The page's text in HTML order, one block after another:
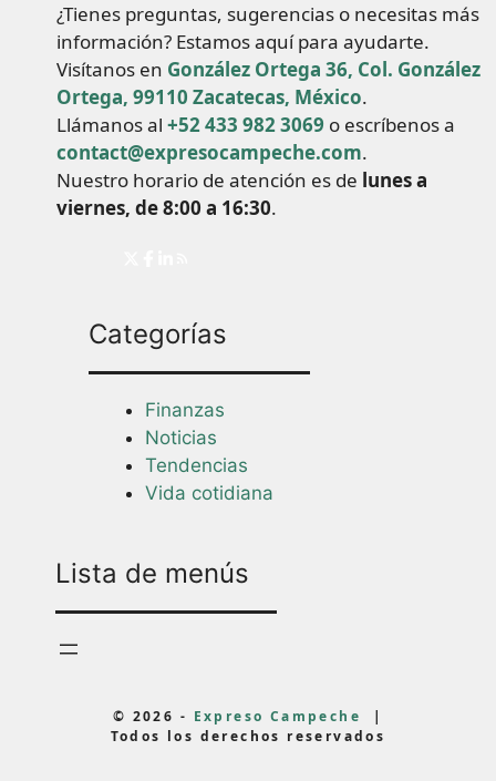
¿Tienes preguntas, sugerencias o necesitas más
información? Estamos aquí para ayudarte.
Visítanos en González Ortega 36, Col. González
Ortega, 99110 Zacatecas, México.
Llámanos al +52 433 982 3069 o escríbenos a
contact@expresocampeche.com.
Nuestro horario de atención es de lunes a
viernes, de 8:00 a 16:30.
Categorías
Finanzas
Noticias
Tendencias
Vida cotidiana
Lista de menús
© 2026 - Expreso Campeche
|
Todos los derechos reservados